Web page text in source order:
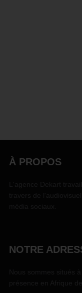
À PROPOS
NOTRE